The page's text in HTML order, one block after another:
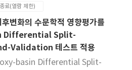
료(열람 제한)
변화의 수문학적 영향평가를
Differential Split-
Validation 테스트 적용
basin Differential Split-